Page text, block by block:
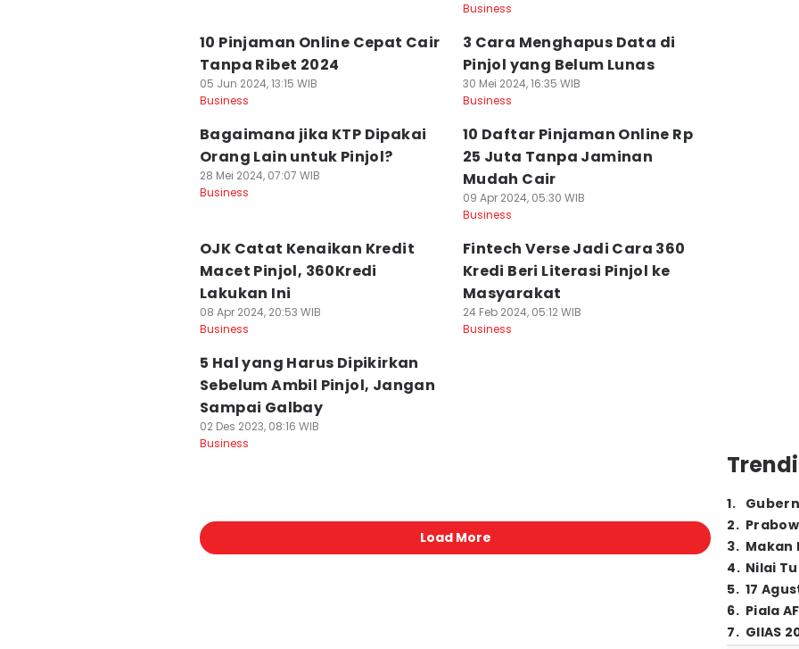
Business
10 Pinjaman Online Cepat Cair
Tanpa Ribet 2024
05 Jun 2024, 13:15 WIB
Business
3 Cara Menghapus Data di
Pinjol yang Belum Lunas
30 Mei 2024, 16:35 WIB
Business
Bagaimana jika KTP Dipakai
Orang Lain untuk Pinjol?
28 Mei 2024, 07:07 WIB
Business
10 Daftar Pinjaman Online Rp
25 Juta Tanpa Jaminan
Mudah Cair
09 Apr 2024, 05:30 WIB
Business
OJK Catat Kenaikan Kredit
Macet Pinjol, 360Kredi
Lakukan Ini
08 Apr 2024, 20:53 WIB
Business
Fintech Verse Jadi Cara 360
Kredi Beri Literasi Pinjol ke
Masyarakat
24 Feb 2024, 05:12 WIB
Business
5 Hal yang Harus Dipikirkan
Sebelum Ambil Pinjol, Jangan
Sampai Galbay
02 Des 2023, 08:16 WIB
Business
Load More
1.
2.
3. Makan
4. Nilai
5. 17
6. Piala
7. GIIAS